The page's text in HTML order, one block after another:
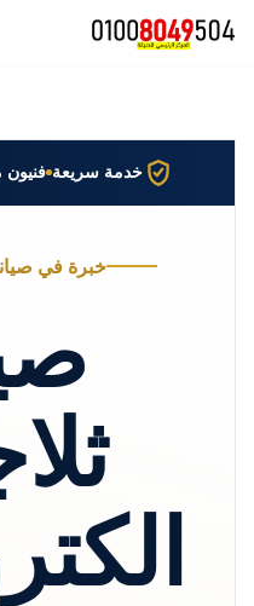
خدمة سريعة
خبرة في